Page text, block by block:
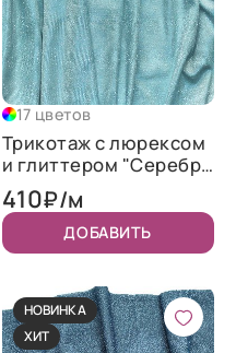
17 цветов
Трикотаж c люрексом
и глиттером "Серебро
с голубым"
410₽/м
ДОБАВИТЬ
НОВИНКА
ХИТ